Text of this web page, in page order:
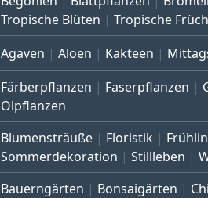
Tropische Blüten
Tropische
Agaven Aloen Kakteen
Färberpflanzen Faserpflanzen
Ölpflanzen
Blumensträuße Floristik
Sommerdekoration
Stillleben
Bauerngärten Bonsaigärten